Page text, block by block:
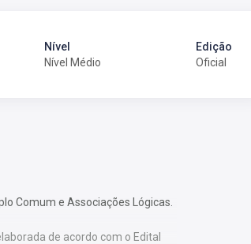
Nível
Nível Médio
Edição
Oficial
Comum e Associações Lógicas.
de acordo com o Edital